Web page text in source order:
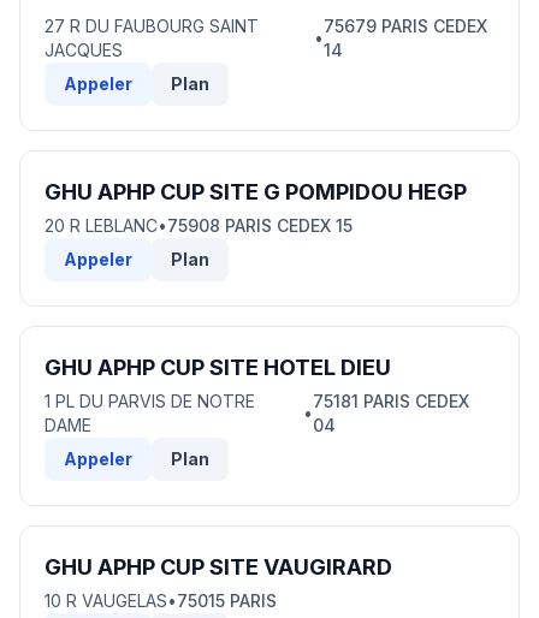
27 R DU FAUBOURG SAINT
JACQUES
•
75679 PARIS CEDEX
14
Appeler
Plan
GHU APHP CUP SITE G POMPIDOU HEGP
20 R LEBLANC•75908 PARIS CEDEX 15
Appeler
Plan
GHU APHP CUP SITE HOTEL DIEU
1 PL DU PARVIS DE NOTRE
DAME
•
75181 PARIS CEDEX
04
Appeler
Plan
GHU APHP CUP SITE VAUGIRARD
10 R VAUGELAS•75015 PARIS